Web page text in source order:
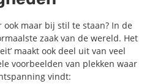
maar bij stil te staan? In de
zaak van de wereld. Het
maakt ook deel uit van veel
voorbeelden van plekken waar
vindt: